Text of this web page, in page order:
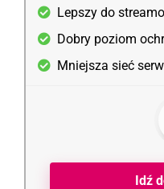
Lepszy do
Dobry poziom
Mniejsza sieć
Idź